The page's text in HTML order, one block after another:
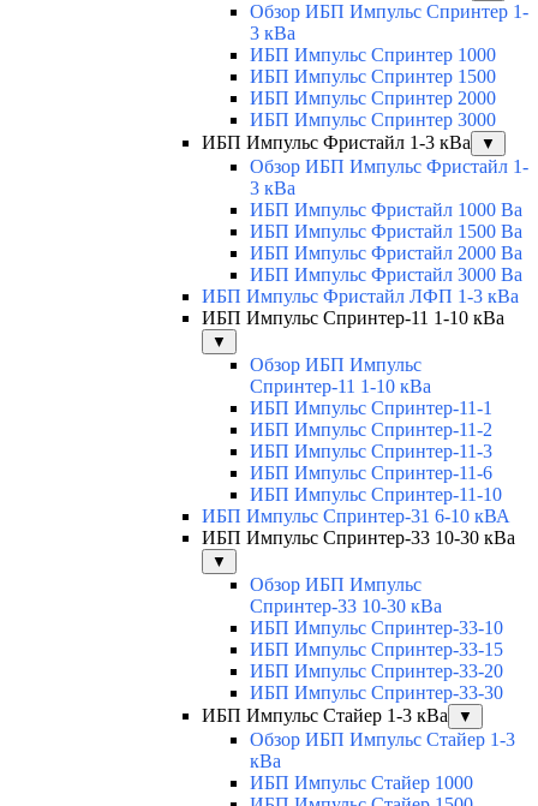
Обзор ИБП Импульс Спринтер 1-
3 кВа
ИБП Импульс Спринтер 1000
ИБП Импульс Спринтер 1500
ИБП Импульс Спринтер 2000
ИБП Импульс Спринтер 3000
ИБП Импульс Фристайл 1-3 кВа
▼
Обзор ИБП Импульс Фристайл 1-
3 кВа
ИБП Импульс Фристайл 1000 Ва
ИБП Импульс Фристайл 1500 Ва
ИБП Импульс Фристайл 2000 Ва
ИБП Импульс Фристайл 3000 Ва
ИБП Импульс Фристайл ЛФП 1-3 кВа
ИБП Импульс Спринтер-11 1-10 кВа
▼
Обзор ИБП Импульс
Спринтер-11 1-10 кВа
ИБП Импульс Спринтер-11-1
ИБП Импульс Спринтер-11-2
ИБП Импульс Спринтер-11-3
ИБП Импульс Спринтер-11-6
ИБП Импульс Спринтер-11-10
ИБП Импульс Спринтер-31 6-10 кВА
ИБП Импульс Спринтер-33 10-30 кВа
▼
Обзор ИБП Импульс
Спринтер-33 10-30 кВа
ИБП Импульс Спринтер-33-10
ИБП Импульс Спринтер-33-15
ИБП Импульс Спринтер-33-20
ИБП Импульс Спринтер-33-30
ИБП Импульс Стайер 1-3 кВа
▼
Обзор ИБП Импульс Стайер 1-3
кВа
ИБП Импульс Стайер 1000